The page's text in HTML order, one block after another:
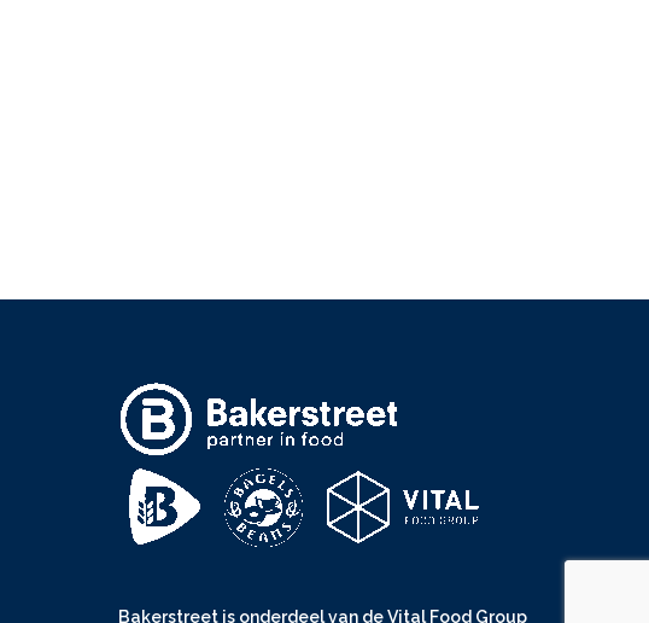
Bakerstreet is onderdeel van deVital Food Group